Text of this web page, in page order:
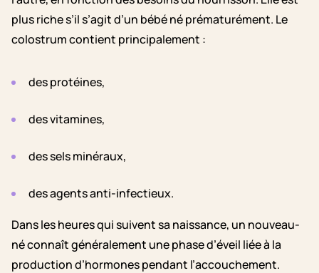
plus riche s’il s’agit d’un bébé né prématurément. Le
colostrum contient principalement :
des protéines,
des vitamines,
des sels minéraux,
des agents anti-infectieux.
Dans les heures qui suivent sa naissance, un nouveau-
né connaît généralement une phase d’éveil liée à la
production d’hormones pendant l’accouchement.